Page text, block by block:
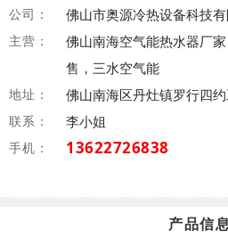
公司： 佛山市奥源冷热设备科技
主营：
佛山南海空气能热水器厂
售，三水空气能
地址： 佛山南海区丹灶镇罗行四
联系： 李小姐
手机： 13622726838
产品信